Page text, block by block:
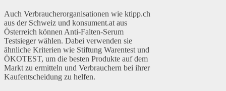
Auch Verbraucherorganisationen wie ktipp.ch
aus der Schweiz und konsument.at aus
Österreich können Anti-Falten-Serum
Testsieger wählen. Dabei verwenden sie
ähnliche Kriterien wie Stiftung Warentest und
ÖKOTEST, um die besten Produkte auf dem
Markt zu ermitteln und Verbrauchern bei ihrer
Kaufentscheidung zu helfen.